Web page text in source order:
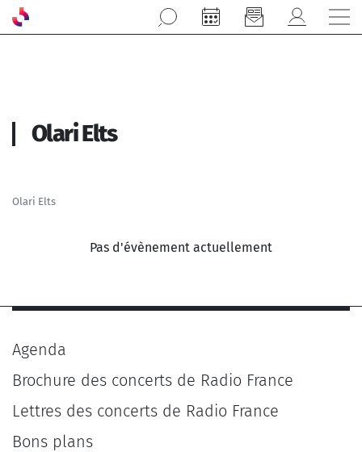
Aller au contenu principal
Olari Elts
Olari Elts
Pas d'évènement actuellement
Agenda
Brochure des concerts de Radio France
Lettres des concerts de Radio France
Bons plans